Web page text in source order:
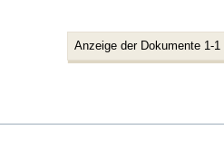
Anzeige der Dokumente 1-1